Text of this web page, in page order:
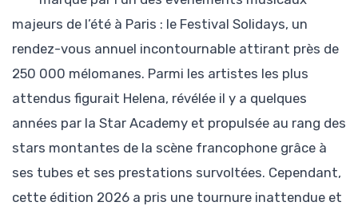
majeurs de l’été à Paris : le Festival Solidays, un
rendez-vous annuel incontournable attirant près de
250 000 mélomanes. Parmi les artistes les plus
attendus figurait Helena, révélée il y a quelques
années par la Star Academy et propulsée au rang des
stars montantes de la scène francophone grâce à
ses tubes et ses prestations survoltées. Cependant,
cette édition 2026 a pris une tournure inattendue et